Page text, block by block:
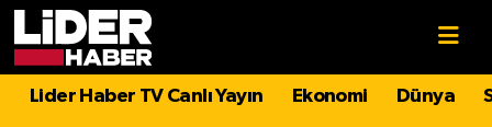
Lider Haber TV Canlı Yayın Ekonomi Dünya